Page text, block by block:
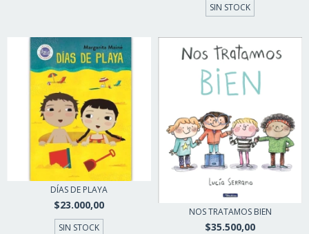
SIN STOCK
DÍAS DE PLAYA
$23.000,00
SIN STOCK
NOS TRATAMOS BIEN
$35.500,00